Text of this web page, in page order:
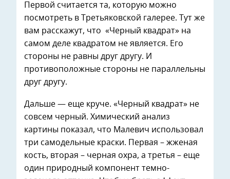
Первой считается та, которую можно
посмотреть в Третьяковской галерее. Тут же
вам расскажут, что «Черный квадрат» на
самом деле квадратом не является. Его
стороны не равны друг другу. И
противоположные стороны не параллельны
друг другу.
Дальше — еще круче. «Черный квадрат» не
совсем черный. Химический анализ
картины показал, что Малевич использовал
три самодельные краски. Первая – жженая
кость, вторая – черная охра, а третья – еще
один природный компонент темно-